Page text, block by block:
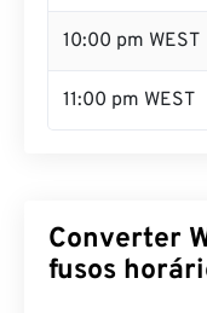
10:00 pm WEST
11:00 pm WEST
Converter
fusos